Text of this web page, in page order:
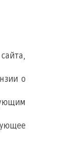
о